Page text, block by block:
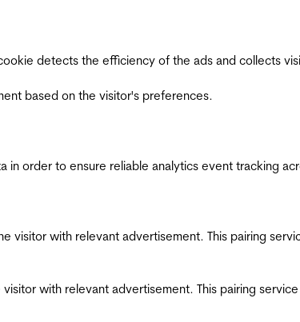
detects the efficiency of the ads and collects
based on the visitor's preferences.
order to ensure reliable analytics event tracking
visitor with relevant advertisement. This pairing
with relevant advertisement. This pairing